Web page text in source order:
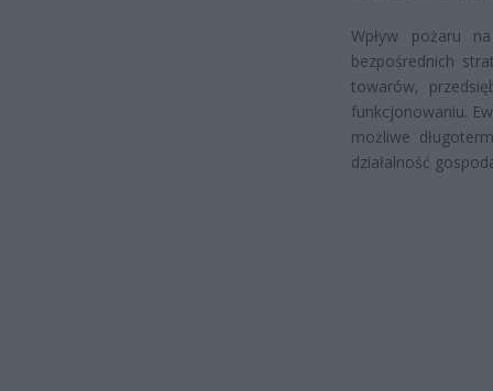
Wpływ pożaru
bezpośrednich
towarów,
funkcjonowaniu.
możliwe
działalność